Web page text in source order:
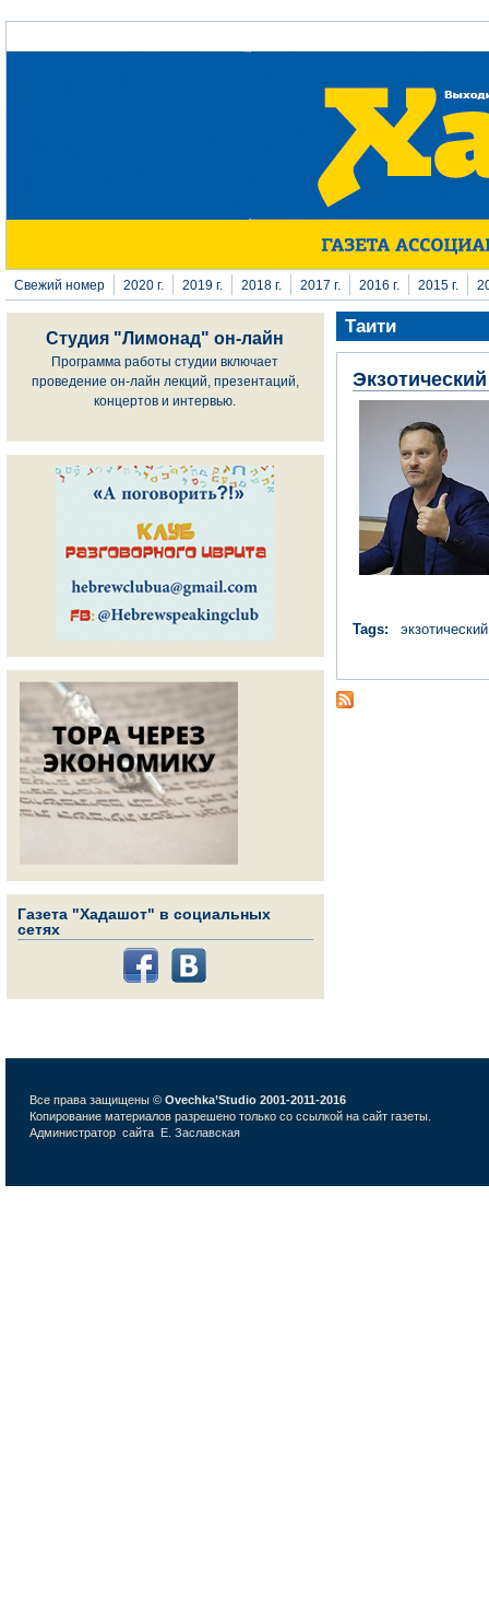
Перейти к основному содержанию
Свежий номер 2020 г. 2019 г. 2018 г. 2017 г. 2016 г. 2015 г.
Студия "Лимонад" он-лайн
Программа работы студии включает
проведение он-лайн лекций, презентаций,
концертов и интервью.
Газета "Хадашот" в социальных
сетях
Таити
Tags:
Все права защищены © Ovechka’Studio 2001-2011-2016
Копирование материалов разрешено только со ссылкой на сайт газеты.
Администратор сайта Е. Заславская